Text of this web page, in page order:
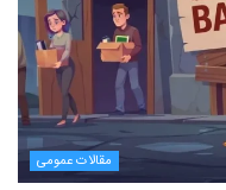
مقالات عمومی